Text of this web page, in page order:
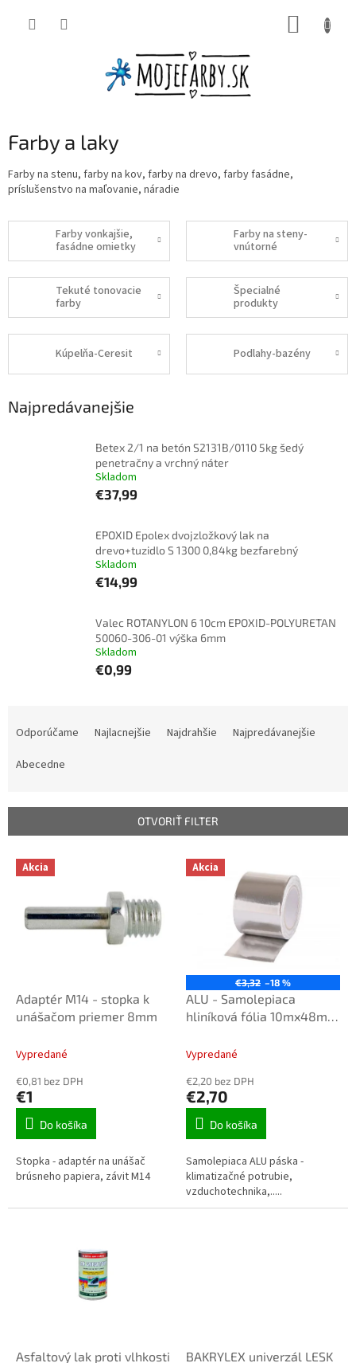
Farby a laky
Farby na stenu, farby na kov, farby na drevo, farby fasádne,
príslušenstvo na maľovanie, náradie
Farby vonkajšie,
fasádne omietky
Farby na steny-
vnútorné
Tekuté tonovacie
farby
Špecialné
produkty
Kúpelňa-Ceresit Podlahy-bazény
Najpredávanejšie
Betex 2/1 na betón S2131B/0110 5kg šedý
penetračny a vrchný náter
Skladom
€37,99
EPOXID Epolex dvojzložkový lak na
drevo+tuzidlo S 1300 0,84kg bezfarebný
Skladom
€14,99
Valec ROTANYLON 6 10cm EPOXID-POLYURETAN
50060-306-01 výška 6mm
Skladom
€0,99
p
Odporúčame Najlacnejšie Najdrahšie
Najpredávanejšie
Abecedne
OTVORIŤ FILTER
V Akcia
Adaptér M14 - stopka k
unášačom priemer 8mm
Vypredané
€0,81 bez DPH
€1
Do košíka
Stopka - adaptér na unášač
brúsneho papiera, závit M14
Akcia
€3,32 –18 %
ALU - Samolepiaca
hliníková fólia 10mx48mm
Vypredané
€2,20 bez DPH
€2,70
Do košíka
Samolepiaca ALU páska -
klimatizačné potrubie,
vzduchotechnika,.....
Asfaltový lak proti vlhkosti
BAKRYLEX univerzál LESK